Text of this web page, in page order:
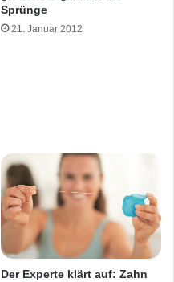
Sprünge
21. Januar 2012
Der Experte klärt auf: Zahn